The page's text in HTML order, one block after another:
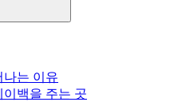
나는 이유
백을 주는 곳